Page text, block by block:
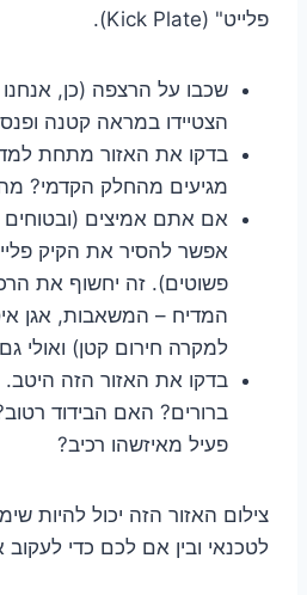
פלייט" (Kick Plate).
שכבו על הרצפה (כן, אנחנו
הצטיידו במראה קטנה
בדקו את האזור מתחת
מגיעים מהחלק הקדמי?
אם אתם אמיצים
אפשר להסיר את הקיק
פשוטים). זה יחשוף את
המדיח – המשאבות, אגן
למקרה חירום קטן) ואולי
בדקו את האזור הזה היטב.
ברורים? האם הבידוד
פעיל מאיזשהו רכיב?
צילום האזור הזה יכול להיות
לטכנאי ובין אם לכם כדי לעקוב